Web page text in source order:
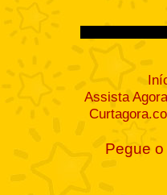
Assista Agora
Pegue